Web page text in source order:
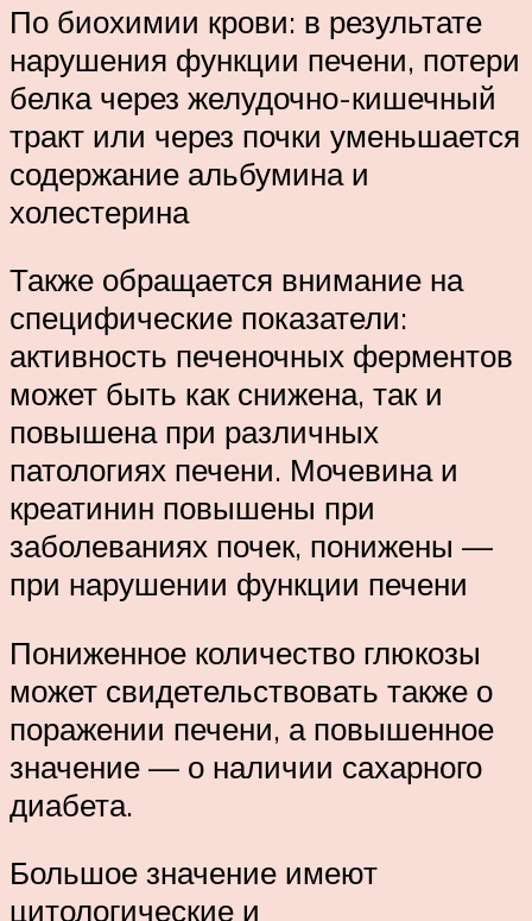
По биохимии крови: в результате
нарушения функции печени, потери
белка через желудочно-кишечный
тракт или через почки уменьшается
содержание альбумина и
холестерина
Также обращается внимание на
специфические показатели:
активность печеночных ферментов
может быть как снижена, так и
повышена при различных
патологиях печени. Мочевина и
креатинин повышены при
заболеваниях почек, понижены —
при нарушении функции печени
Пониженное количество глюкозы
может свидетельствовать также о
поражении печени, а повышенное
значение — о наличии сахарного
диабета.
Большое значение имеют
цитологические и